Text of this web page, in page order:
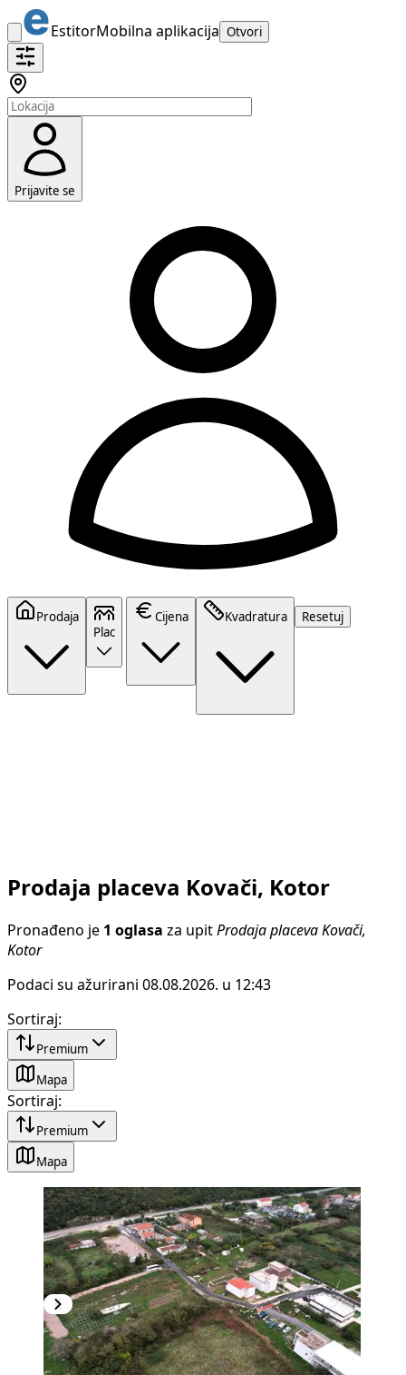
EstitorMobilna aplikacija Otvori
Prijavite se
Prodaja
Plac
Cijena Kvadratura Resetuj
Prodaja placeva Kovači, Kotor
Pronađeno je 1 oglasa za upit Prodaja placeva Kovači,
Kotor
Podaci su ažurirani 08.08.2026. u 12:43
Sortiraj:
Premium
Mapa
Sortiraj:
Premium
Mapa